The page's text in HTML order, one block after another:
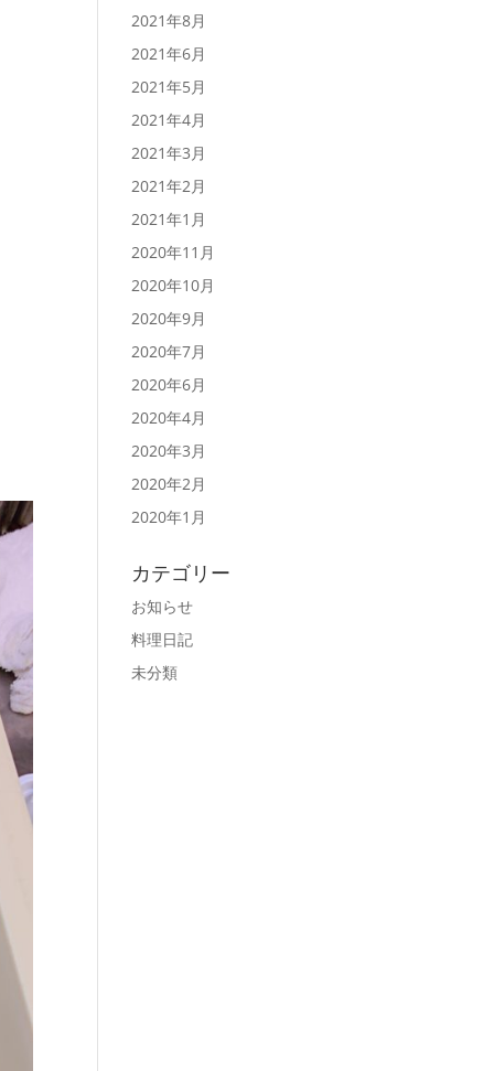
2021年8月
2021年6月
2021年5月
2021年4月
2021年3月
2021年2月
2021年1月
2020年11月
2020年10月
2020年9月
2020年7月
2020年6月
2020年4月
2020年3月
2020年2月
2020年1月
カテゴリー
お知らせ
料理日記
未分類